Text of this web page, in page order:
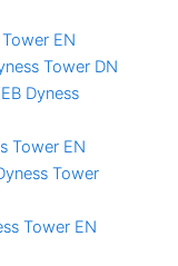
EN
Tower DN
Dyness
Tower EN
Tower
Tower EN